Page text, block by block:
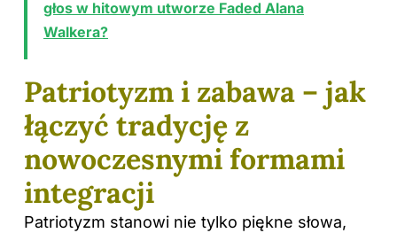
głos w hitowym utworze Faded Alana
Walkera?
Patriotyzm i zabawa – jak
łączyć tradycję z
nowoczesnymi formami
integracji
Patriotyzm stanowi nie tylko piękne słowa,